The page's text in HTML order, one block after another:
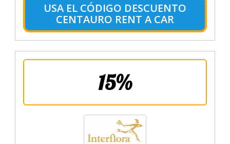
USA EL CÓDIGO DESCUENTO
CENTAURO RENT A CAR
15%